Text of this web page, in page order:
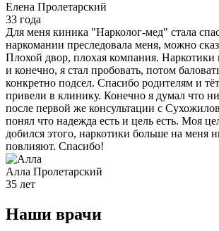
Елена Пролетарский
33 года
Для меня киника "Нарколог-мед" стала
наркомании преследовала меня, можно
Плохой двор, плохая компания. Наркотики
и конечно, я стал пробовать, потом
конкретно подсел. Спасибо родителям и
привели в клинику. Конечно я думал что
после первой же консультации с
понял что надежда есть и цель есть. Моя
добился этого, наркотики больше на меня
повлияют. Спасибо!
Алла Пролетарский
35 лет
Наши врачи